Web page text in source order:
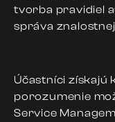
tvorba pravidiel
správa
Účastníci získajú
porozumenie
Service